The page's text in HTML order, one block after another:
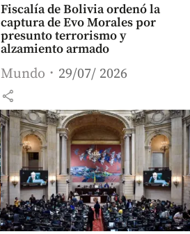
Fiscalía de Bolivia ordenó la
captura de Evo Morales por
presunto terrorismo y
alzamiento armado
Mundo 29/07/ 2026
share